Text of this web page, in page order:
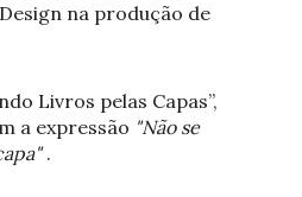
na produção de
Livros pelas Capas”,
a expressão "Não se
.